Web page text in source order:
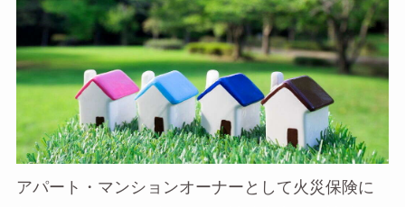
アパート・マンションオーナーとして火災保険に